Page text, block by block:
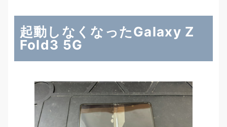
起動しなくなったGalaxy Z
Fold3 5G